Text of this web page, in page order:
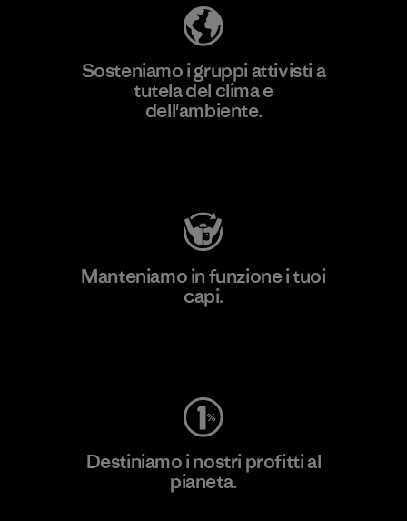
Sosteniamo i gruppi attivisti a
tutela del clima e
dell'ambiente.
Manteniamo in funzione i tuoi
capi.
Destiniamo i nostri profitti al
pianeta.